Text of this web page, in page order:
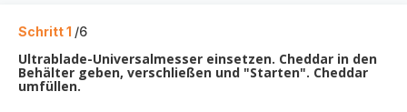
Schritt 1 /6
Ultrablade-Universalmesser einsetzen. Cheddar in den
Behälter geben, verschließen und "Starten". Cheddar
umfüllen.